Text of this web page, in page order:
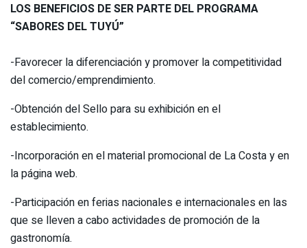
LOS BENEFICIOS DE SER PARTE DEL PROGRAMA
“SABORES DEL TUYÚ”
-Favorecer la diferenciación y promover la competitividad
del comercio/emprendimiento.
-Obtención del Sello para su exhibición en el
establecimiento.
-Incorporación en el material promocional de La Costa y en
la página web.
-Participación en ferias nacionales e internacionales en las
que se lleven a cabo actividades de promoción de la
gastronomía.